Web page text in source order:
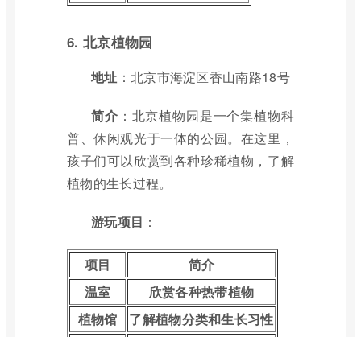
6. 北京植物园
地址 ：北京市海淀区香山南路18号
简介 ：北京植物园是一个集植物科
普、休闲观光于一体的公园。在这里，
孩子们可以欣赏到各种珍稀植物，了解
植物的生长过程。
游玩项目 ：
项目
简介
温室
欣赏各种热带植物
植物馆
了解植物分类和生长习性